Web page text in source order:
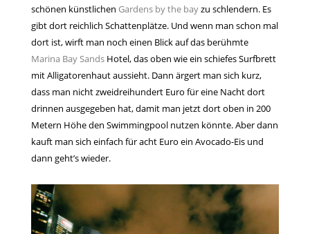
schönen künstlichen Gardens by the bayzu schlendern. Es
gibt dort reichlich Schattenplätze. Und wenn man schon mal
dort ist, wirft man noch einen Blick auf das berühmte
Marina Bay SandsHotel, das oben wie ein schiefes Surfbrett
mit Alligatorenhaut aussieht. Dann ärgert man sich kurz,
dass man nicht zweidreihundert Euro für eine Nacht dort
drinnen ausgegeben hat, damit man jetzt dort oben in 200
Metern Höhe den Swimmingpool nutzen könnte. Aber dann
kauft man sich einfach für acht Euro ein Avocado-Eis und
dann geht’s wieder.